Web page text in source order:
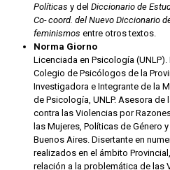
Políticasy delDiccionario de
Co- coord. del Nuevo Diccionario
feminismos entre otros textos.
Norma Giorno
Licenciada en Psicología
Colegio de Psicólogos de la
Investigadora e Integrante de la
de Psicología, UNLP. Asesora
contra las Violencias por
las Mujeres, Políticas de Género
Buenos Aires. Disertante en
realizados en el ámbito
relación a la problemática de las